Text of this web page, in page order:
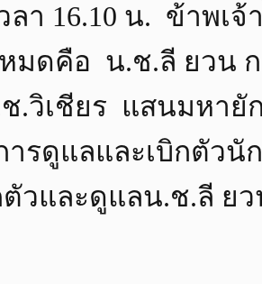
น. ข้าพเจ้าไ
หมดคือ น.ช.ลี ยวน
.วิเชียร แสนมหายั
รดูแลและเบิกตัวนั
วและดูแลน.ช.ลี ย